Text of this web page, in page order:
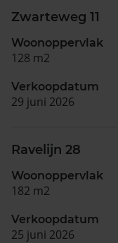
Zwarteweg 11
Woonoppervlak
128 m2
Verkoopdatum
29 juni 2026
Ravelijn 28
Woonoppervlak
182 m2
Verkoopdatum
25 juni 2026